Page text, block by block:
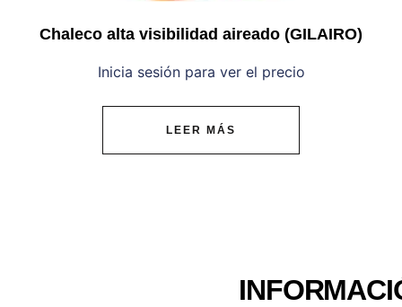
Chaleco alta visibilidad aireado (GILAIRO)
Inicia sesión para ver el precio
LEER MÁS